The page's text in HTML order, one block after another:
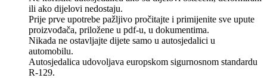
ili ako dijelovi nedostaju.
Prije prve upotrebe pažljivo pročitajte i primijenite sve upute
proizvođača, priložene u pdf-u, u dokumentima.
Nikada ne ostavljajte dijete samo u autosjedalici u
automobilu.
Autosjedalica udovoljava europskom sigurnosnom standardu
R-129.